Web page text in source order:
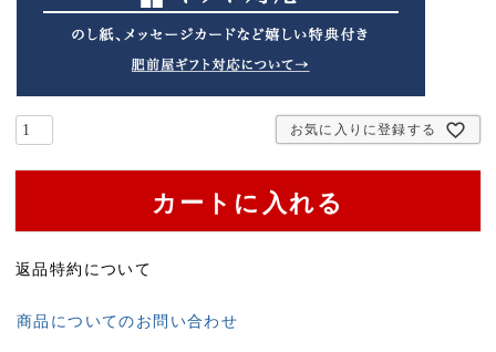
お気に入りに登録する
カートに入れる
返品特約について
商品についてのお問い合わせ